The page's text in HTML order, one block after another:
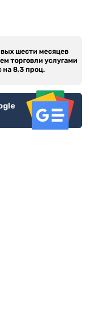
шести месяцев
торговли услугами
на 8,3 проц.